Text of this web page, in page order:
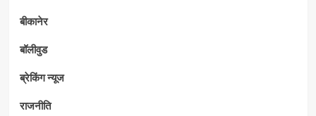
बीकानेर
बॉलीवुड
ब्रेकिंग न्यूज
राजनीति